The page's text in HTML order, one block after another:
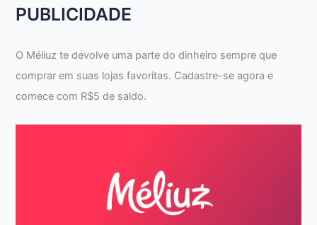
PUBLICIDADE
O Méliuz te devolve uma parte do dinheiro sempre que
comprar em suas lojas favoritas. Cadastre-se agora e
comece com R$5 de saldo.